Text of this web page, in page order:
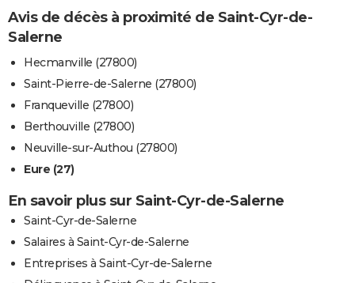
Avis de décès à proximité de Saint-Cyr-de-
Salerne
Hecmanville (27800)
Saint-Pierre-de-Salerne (27800)
Franqueville (27800)
Berthouville (27800)
Neuville-sur-Authou (27800)
Eure (27)
En savoir plus sur Saint-Cyr-de-Salerne
Saint-Cyr-de-Salerne
Salaires à Saint-Cyr-de-Salerne
Entreprises à Saint-Cyr-de-Salerne